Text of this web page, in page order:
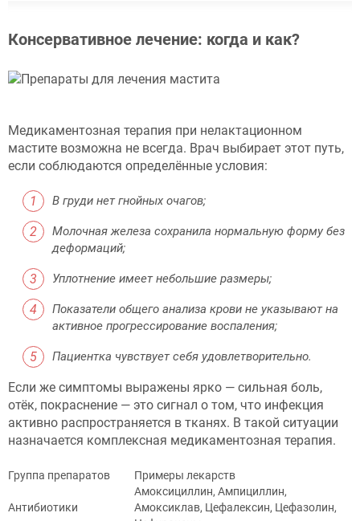
Консервативное лечение: когда и как?
Медикаментозная терапия при нелактационном
мастите возможна не всегда. Врач выбирает этот путь,
если соблюдаются определённые условия:
В груди нет гнойных очагов;
Молочная железа сохранила нормальную форму без
деформаций;
Уплотнение имеет небольшие размеры;
Показатели общего анализа крови не указывают на
активное прогрессирование воспаления;
Пациентка чувствует себя удовлетворительно.
Если же симптомы выражены ярко — сильная боль,
отёк, покраснение — это сигнал о том, что инфекция
активно распространяется в тканях. В такой ситуации
назначается комплексная медикаментозная терапия.
Группа препаратов Примеры лекарств
Антибиотики
Амоксициллин, Ампициллин,
Амоксиклав, Цефалексин, Цефазолин,